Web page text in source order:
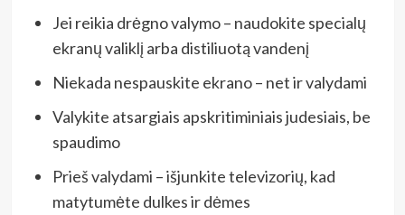
Jei reikia drėgno valymo – naudokite specialų
ekranų valiklį arba distiliuotą vandenį
Niekada nespauskite ekrano – net ir valydami
Valykite atsargiais apskritiminiais judesiais, be
spaudimo
Prieš valydami – išjunkite televizorių, kad
matytumėte dulkes ir dėmes